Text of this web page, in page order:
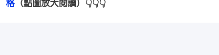
格（點圖放大閱讀）👇👇👇